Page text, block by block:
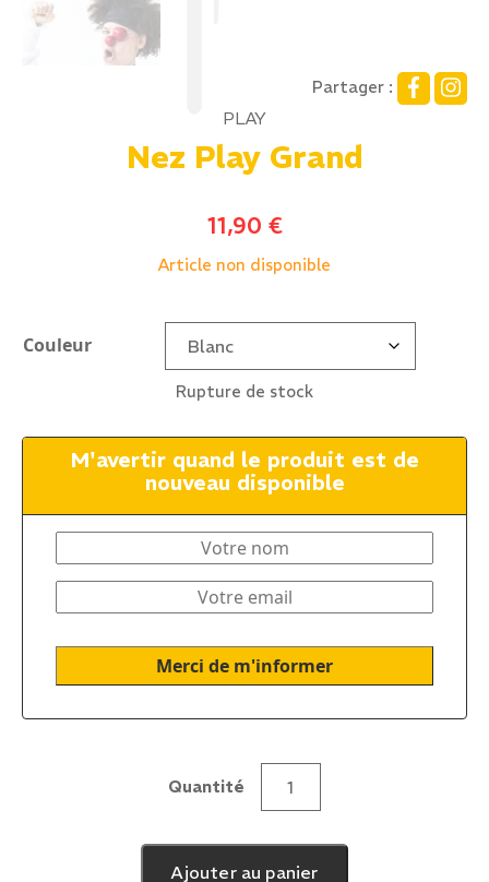
Partager :
PLAY
Nez Play Grand
11,90 €
Article non disponible
Couleur
Rupture de stock
M'avertir quand le produit est de
nouveau disponible
Quantitéquantité
Nez
Play
Ajouter au panier